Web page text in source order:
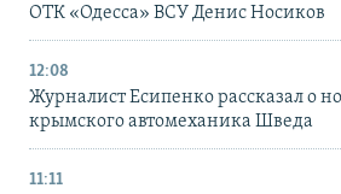
ОТК «Одесса» ВСУ Денис Носиков
12:08
Журналист Есипенко рассказал о
крымского автомеханика Шведа
11:11